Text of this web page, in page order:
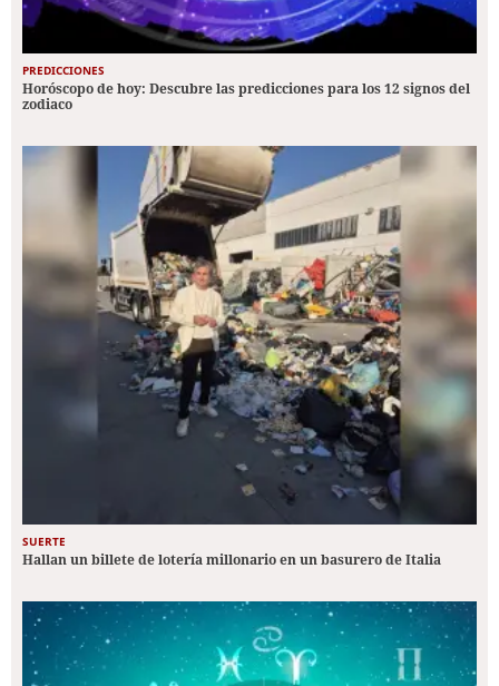
PREDICCIONES
Horóscopo de hoy: Descubre las predicciones para los 12 signos del
zodiaco
SUERTE
Hallan un billete de lotería millonario en un basurero de Italia